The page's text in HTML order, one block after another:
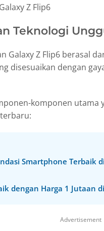
Teknologi
Galaxy Z Flip6 berasal
disesuaikan dengan
komponen utama
Smartphone Terbaik
dengan Harga 1 Jutaan
Advertisement